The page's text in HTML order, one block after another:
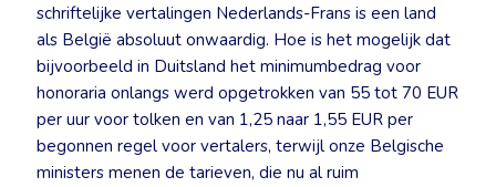
schriftelijke vertalingen Nederlands-Frans is een land
als België absoluut onwaardig. Hoe is het mogelijk dat
bijvoorbeeld in Duitsland het minimumbedrag voor
honoraria onlangs werd opgetrokken van 55 tot 70 EUR
per uur voor tolken en van 1,25 naar 1,55 EUR per
begonnen regel voor vertalers, terwijl onze Belgische
ministers menen de tarieven, die nu al ruim